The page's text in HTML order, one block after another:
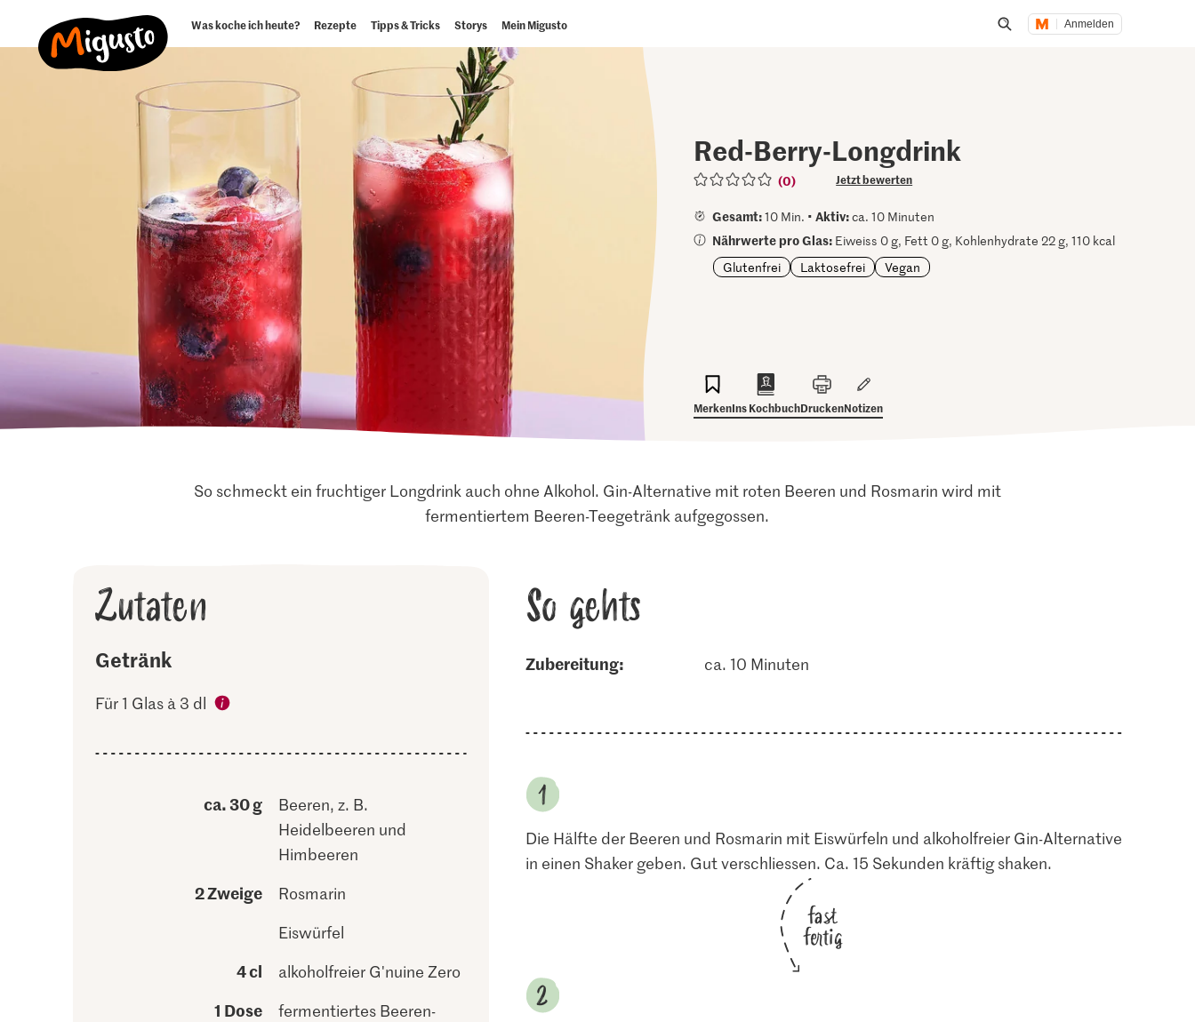
Was koche ich heute? Rezepte Tipps & Tricks Storys Mein Migusto Anmelden
Red-Berry-Longdrink
(0) Jetzt bewerten
Gesamt:10 Min. •Aktiv:ca. 10 Minuten
Nährwerte pro Glas: Eiweiss 0 g, Fett 0 g, Kohlenhydrate 22 g, 110 kcal
Glutenfrei
Laktosefrei Vegan
MerkenIns KochbuchDruckenNotizen
So schmeckt ein fruchtiger Longdrink auch ohne Alkohol. Gin-Alternative mit roten Beeren und Rosmarin wird mit
fermentiertem Beeren-Teegetränk aufgegossen.
Zutaten
Getränk
Für 1 Glas à 3 dl
ca. 30 g
Beeren, z. B.
Heidelbeeren und
Himbeeren
2 Zweige
Rosmarin
Eiswürfel
4 cl alkoholfreier G'nuine Zero
1 Dose
fermentiertes Beeren-
So gehts
Zubereitung: ca. 10 Minuten
Die Hälfte der Beeren und Rosmarin mit Eiswürfeln und alkoholfreier Gin-Alternative
in einen Shaker geben. Gut verschliessen. Ca. 15 Sekunden kräftig shaken.
fast
fertig